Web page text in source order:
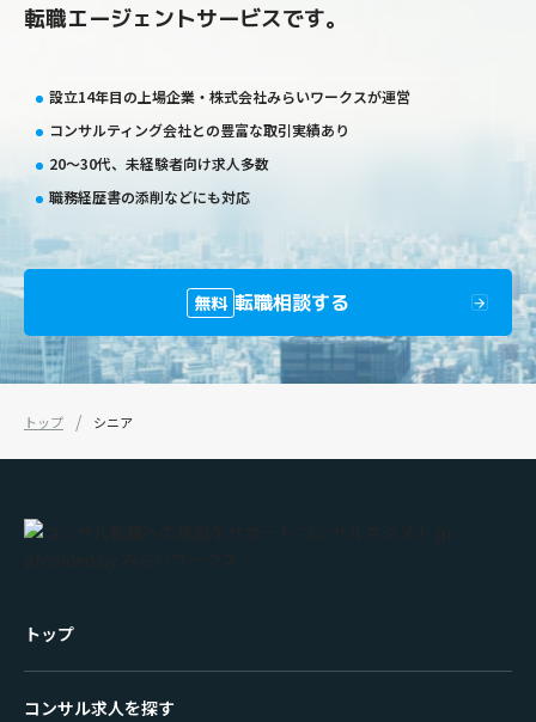
転職エージェントサービスです。
設立14年目の上場企業・株式会社みらいワークスが運営
コンサルティング会社との豊富な取引実績あり
20〜30代、未経験者向け求人多数
職務経歴書の添削などにも対応
無料 転職相談する
トップ シニア
トップ
コンサル求人を探す